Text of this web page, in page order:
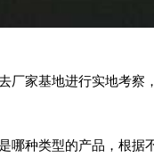
家基地进行实地考察
类型的产品，根据